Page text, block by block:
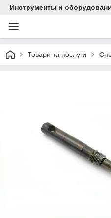
Инструменты и
Товари та послуги